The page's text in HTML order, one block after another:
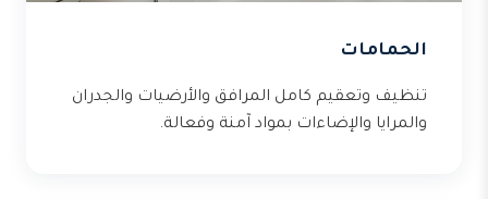
الحمامات
تنظيف وتعقيم كامل المرافق والأرضيات والجدران
والمرايا والإضاءات بمواد آمنة وفعالة.